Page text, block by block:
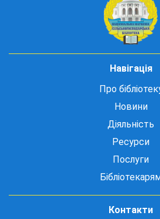
Навігація
Про
Новини
Діяльність
Ресурси
Послуги
Контакти